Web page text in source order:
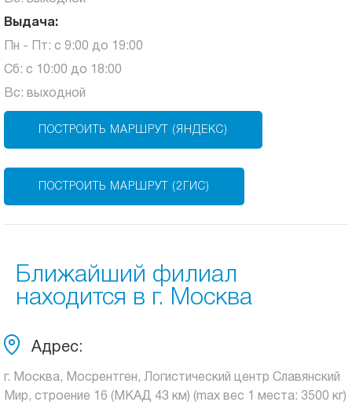
Выдача:
Пн - Пт: с 9:00 до 19:00
Сб: с 10:00 до 18:00
Вс: выходной
ПОСТРОИТЬ МАРШРУТ (ЯНДЕКС)
ПОСТРОИТЬ МАРШРУТ (2ГИС)
Ближайший филиал
находится в г. Москва
Адрес:
г. Москва, Мосрентген, Логистический центр Славянский
Мир, строение 16 (МКАД 43 км) (max вес 1 места: 3500 кг)